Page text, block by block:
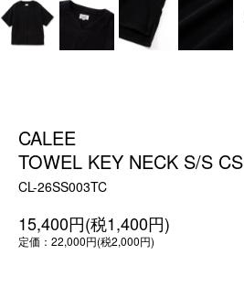
CALEE
TOWEL KEY NECK S/S CS
CL-26SS003TC
15,400円(税1,400円)
定価：22,000円(税2,000円)